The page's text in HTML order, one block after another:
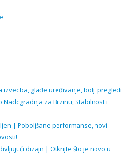
izvedba, glađe uređivanje, bolji pregledi
Nadogradnja za Brzinu, Stabilnost i
| Poboljšane performanse, novi
dizajn | Otkrijte što je novo u